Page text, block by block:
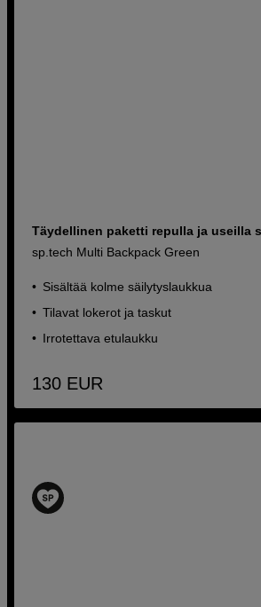
Täydellinen paketti repulla ja useilla
sp.tech Multi Backpack Green
Sisältää kolme säilytyslaukkua
Tilavat lokerot ja taskut
Irrotettava etulaukku
130 EUR